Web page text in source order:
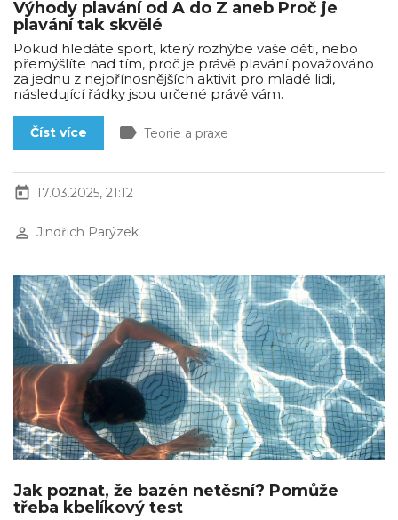
Výhody plavání od A do Z aneb Proč je
plavání tak skvělé
Pokud hledáte sport, který rozhýbe vaše děti, nebo
přemýšlíte nad tím, proč je právě plavání považováno
za jednu z nejpřínosnějších aktivit pro mladé lidi,
následující řádky jsou určené právě vám.
Číst více label Teorie a praxe
today 17.03.2025, 21:12
perm_identity Jindřich Parýzek
Jak poznat, že bazén netěsní? Pomůže
třeba kbelíkový test